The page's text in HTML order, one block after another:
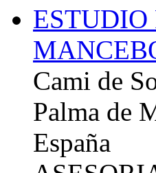
Cami de
Palma de
España